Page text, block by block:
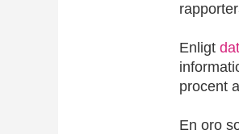
Enligt
procent
En oro